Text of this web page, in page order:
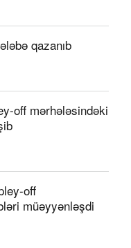
qazanıb
off mərhələsindəki
off
müəyyənləşdi